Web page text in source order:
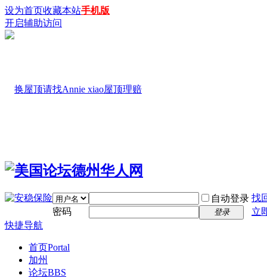
设为首页收藏本站手机版
开启辅助访问
自动登录 找
密码
登录
立
快捷导航
首页Portal
加州
论坛BBS